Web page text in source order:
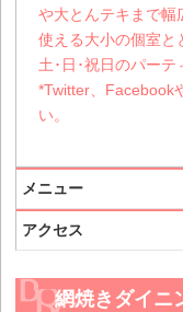
や大とんテキまで幅
使える大小の個室と
土･日･祝日のパーテ
*Twitter、Facebook
い。
メニュー
アクセス
網焼きダイニ